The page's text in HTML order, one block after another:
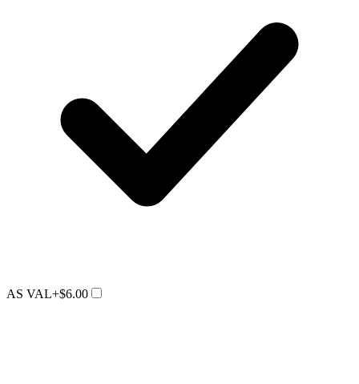
AS VAL+$6.00